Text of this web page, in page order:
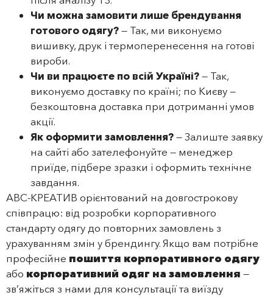
Чи можна замовити лише брендування
готового одягу?— Так, ми виконуємо
вишивку, друк і термоперенесення на готові
вироби.
Чи ви працюєте по всій Україні?— Так,
виконуємо доставку по країні; по Києву —
безкоштовна доставка при дотриманні умов
акції.
Як оформити замовлення?— Залиште заявку
на сайті або зателефонуйте — менеджер
приїде, підбере зразки і оформить технічне
завдання.
АВС‑КРЕАТИВ орієнтований на довгострокову
співпрацю: від розробки корпоративного
стандарту одягу до повторних замовлень з
урахуванням змін у брендингу. Якщо вам потрібне
професійне пошиття корпоративного одягу
або корпоративний одяг на замовлення —
зв’яжіться з нами для консультації та виїзду